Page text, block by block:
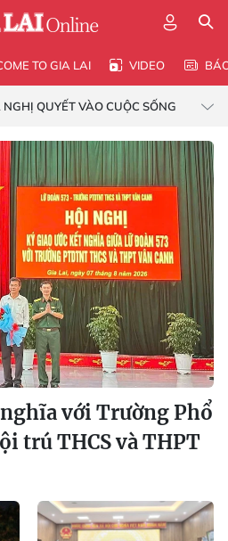
TO GIA LAI VIDEO
QUYẾT VÀO CUỘC SỐNG
với Trường Phổ
trú THCS và THPT